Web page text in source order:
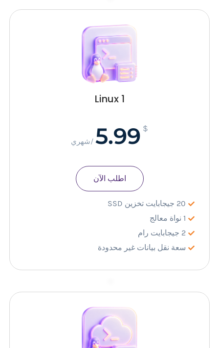
Linux 1
$
5.99 /شهري
20 جيجابايت تخزين SSD
1 نواة معالج
2 جيجابايت رام
سعة نقل بيانات غير محدودة
اطلب الآن